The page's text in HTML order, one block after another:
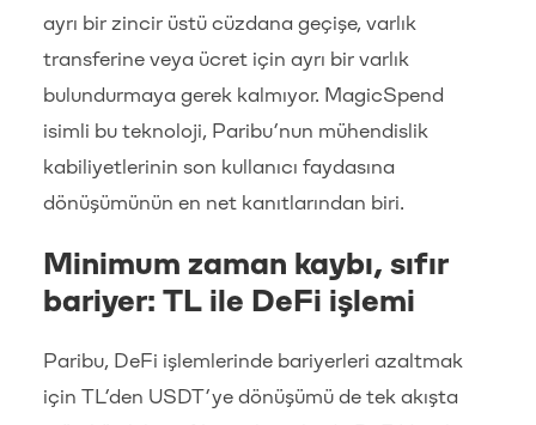
ayrı bir zincir üstü cüzdana geçişe, varlık
transferine veya ücret için ayrı bir varlık
bulundurmaya gerek kalmıyor. MagicSpend
isimli bu teknoloji, Paribu’nun mühendislik
kabiliyetlerinin son kullanıcı faydasına
dönüşümünün en net kanıtlarından biri.
Minimum zaman kaybı, sıfır
bariyer: TL ile DeFi işlemi
Paribu, DeFi işlemlerinde bariyerleri azaltmak
için TL’den USDT’ye dönüşümü de tek akışta